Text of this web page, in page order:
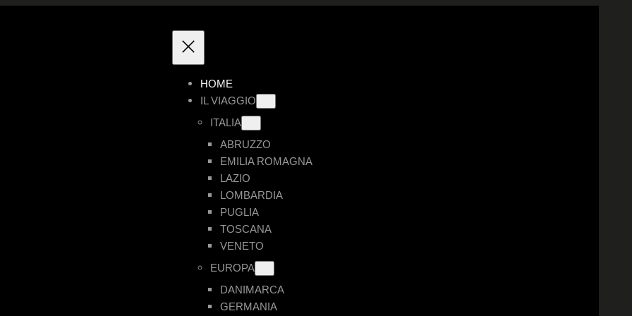
HOME
IL VIAGGIO
ITALIA
ABRUZZO
EMILIA ROMAGNA
LAZIO
LOMBARDIA
PUGLIA
TOSCANA
VENETO
EUROPA
DANIMARCA
GERMANIA